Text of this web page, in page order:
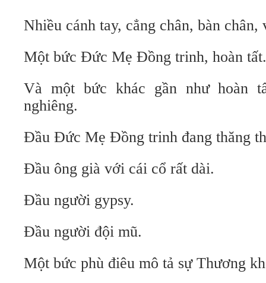
Nhiều cánh tay, cẳng chân, bàn chân,
Một bức Đức Mẹ Đồng trinh, hoàn tất.
Và một bức khác gần như hoàn
nghiêng.
Đầu Đức Mẹ Đồng trinh đang thăng
Đầu ông già với cái cổ rất dài.
Đầu người gypsy.
Đầu người đội mũ.
Một bức phù điêu mô tả sự Thương